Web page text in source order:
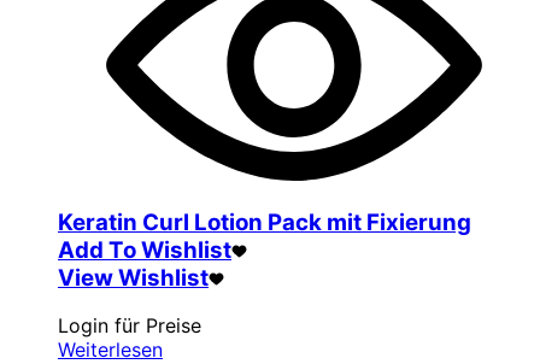
Keratin Curl Lotion Pack mit Fixierung
Add To Wishlist
View Wishlist
Login für Preise
Weiterlesen